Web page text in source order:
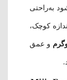
به‌راحتی
کوچک،
و عمق